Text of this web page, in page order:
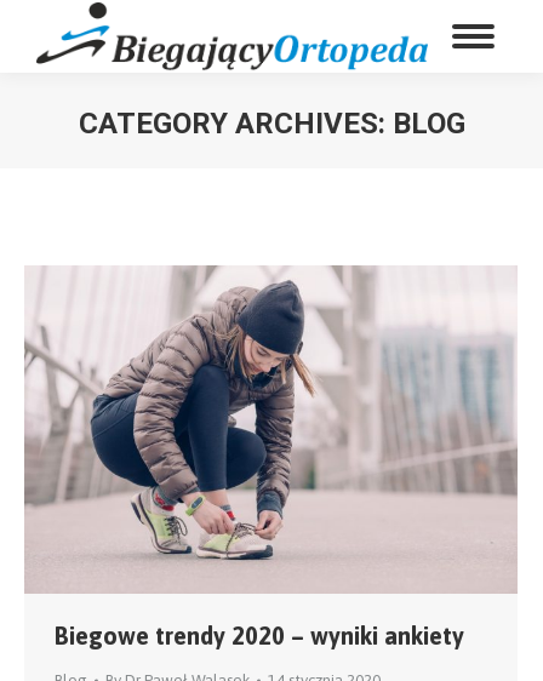
CATEGORY ARCHIVES: BLOG
Biegowe trendy 2020 – wyniki ankiety